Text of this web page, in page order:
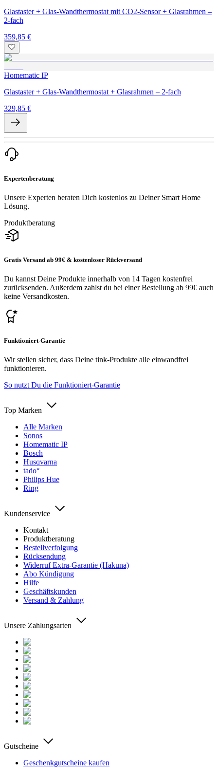
Glastaster + Glas-Wandthermostat mit CO2-Sensor + Glasrahmen –
2-fach
359,85 €
Homematic IP
Glastaster + Glas-Wandthermostat + Glasrahmen – 2-fach
329,85 €
Expertenberatung
Unsere Experten beraten Dich kostenlos zu Deiner Smart Home
Lösung.
Produktberatung
Gratis Versand ab 99€ & kostenloser Rückversand
Du kannst Deine Produkte innerhalb von 14 Tagen kostenfrei
zurücksenden. Außerdem zahlst du bei einer Bestellung ab 99€ auch
keine Versandkosten.
Funktioniert-Garantie
Wir stellen sicher, dass Deine tink-Produkte alle einwandfrei
funktionieren.
So nutzt Du die Funktioniert-Garantie
Top Marken
Alle Marken
Sonos
Homematic IP
Bosch
Husqvarna
tado°
Philips Hue
Ring
Kundenservice
Kontakt
Produktberatung
Bestellverfolgung
Rücksendung
Widerruf Extra-Garantie (Hakuna)
Abo Kündigung
Hilfe
Geschäftskunden
Versand & Zahlung
Unsere Zahlungsarten
Gutscheine
Geschenkgutscheine kaufen